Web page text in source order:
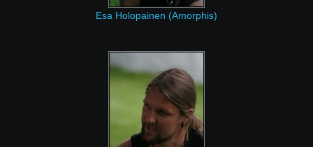
Esa Holopainen (Amorphis)